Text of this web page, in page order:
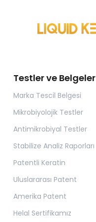
Testler ve Belgeler
Marka Tescil Belgesi
Mikrobiyolojik Testler
Antimikrobiyal Testler
Stabilize Analiz Raporları
Patentli Keratin
Uluslararası Patent
Amerika Patent
Helal Sertifikamız